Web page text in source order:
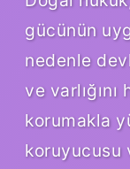
gücünün
nedenle
ve varlığını
korumakla
koruyucusu